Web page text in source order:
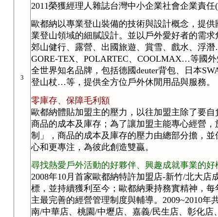
3
2011榮獲經理人雜誌台灣中小企業社會企業責任
歐都納以專業登山裝備的技術與設計概念，提
業登山領域的細膩設計。並以戶外愛好者的需
郊山健行、露營、出國旅遊、賞雪、戲水、浮
GORE-TEX、POLARTEC、COOLMAX…等國
全世界知名品牌，包括德國deuter背包、日本
登山杖…等，提供全方位戶外休閒用品與服務。
零庫存、保障毛利額
歐都納體貼加盟主的壓力，以往加盟主除了要
商品的成本及庫存；為了讓加盟主能專心經營
制」，商品的成本及庫存的壓力由總部分擔，
心和更專注，為彼此創造雙贏。
尋找熱愛戶外活動的好夥伴、興趣成就事業的好
2008年10月首家歐都納特許加盟店-新竹/北大
標，並持續獲利至今；歐都納秉持務實精神，
主最完善的經營管理制度與輔導。2009~2010
南/中華店、桃園/中壢店、嘉義/民生店、彰化